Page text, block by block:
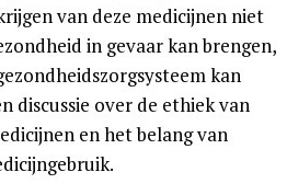
van deze medicijnen niet
in gevaar kan brengen,
kan
discussie over de ethiek van
en het belang van